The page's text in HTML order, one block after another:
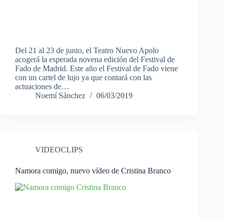
Del 21 al 23 de junio, el Teatro Nuevo Apolo
acogerá la esperada novena edición del Festival de
Fado de Madrid. Este año el Festival de Fado viene
con un cartel de lujo ya que contará con las
actuaciones de…
Noemí Sánchez
06/03/2019
VIDEOCLIPS
Namora comigo, nuevo vídeo de Cristina Branco